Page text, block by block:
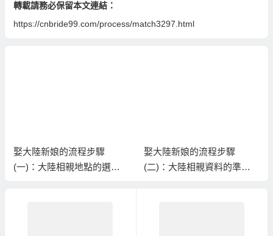
轉載請務必保留本文連結：
https://cnbride99.com/process/match3297.html
娶大陸新娘的流程步驟
(一)：大陸相親地點的選
娶大陸新娘的流程步驟
(二)：大陸相親資料的準備